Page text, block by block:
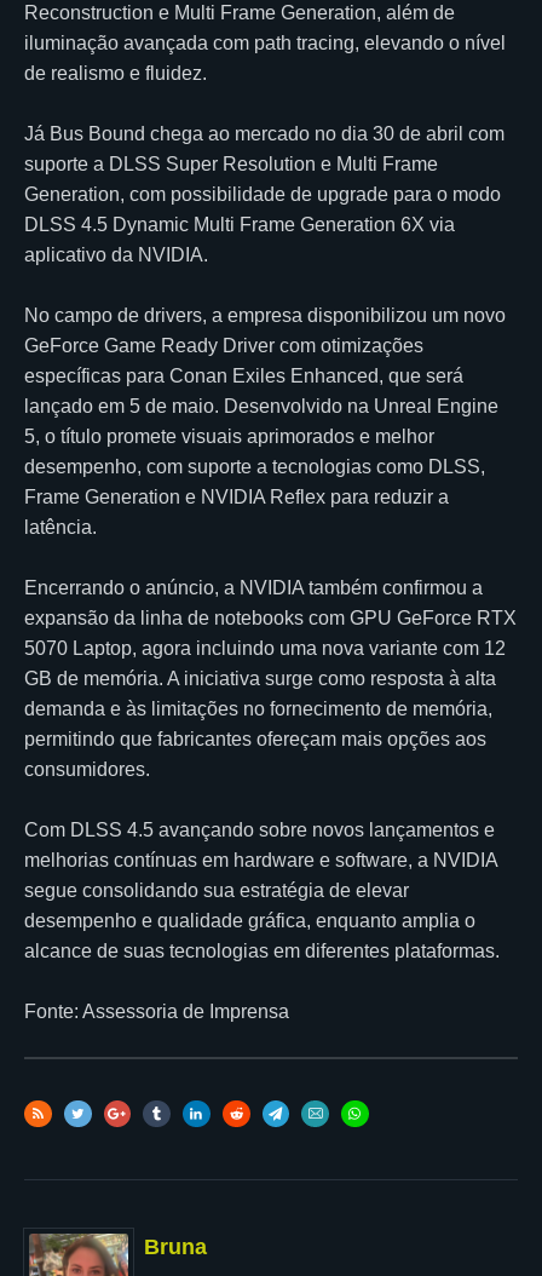
Reconstruction e Multi Frame Generation, além de
iluminação avançada com path tracing, elevando o nível
de realismo e fluidez.
Já Bus Bound chega ao mercado no dia 30 de abril com
suporte a DLSS Super Resolution e Multi Frame
Generation, com possibilidade de upgrade para o modo
DLSS 4.5 Dynamic Multi Frame Generation 6X via
aplicativo da NVIDIA.
No campo de drivers, a empresa disponibilizou um novo
GeForce Game Ready Driver com otimizações
específicas para Conan Exiles Enhanced, que será
lançado em 5 de maio. Desenvolvido na Unreal Engine
5, o título promete visuais aprimorados e melhor
desempenho, com suporte a tecnologias como DLSS,
Frame Generation e NVIDIA Reflex para reduzir a
latência.
Encerrando o anúncio, a NVIDIA também confirmou a
expansão da linha de notebooks com GPU GeForce RTX
5070 Laptop, agora incluindo uma nova variante com 12
GB de memória. A iniciativa surge como resposta à alta
demanda e às limitações no fornecimento de memória,
permitindo que fabricantes ofereçam mais opções aos
consumidores.
Com DLSS 4.5 avançando sobre novos lançamentos e
melhorias contínuas em hardware e software, a NVIDIA
segue consolidando sua estratégia de elevar
desempenho e qualidade gráfica, enquanto amplia o
alcance de suas tecnologias em diferentes plataformas.
Fonte: Assessoria de Imprensa
Bruna